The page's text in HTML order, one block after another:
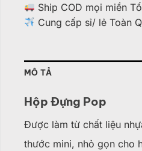
Ship COD mọi miền
Cung cấp sỉ/ lẻ Toàn
MÔ TẢ
Hộp Đựng Pop
Được làm từ chất liệu
thước mini, nhỏ gọn cho